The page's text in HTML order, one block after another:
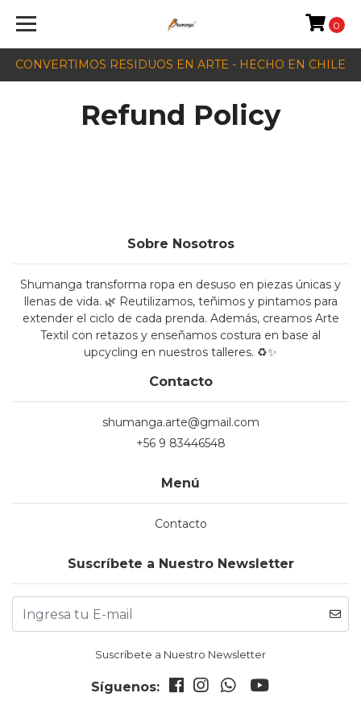
CONVERTIMOS RESIDUOS EN ARTE - HECHO EN CHILE
0
Refund Policy
Sobre Nosotros
Shumanga transforma ropa en desuso en piezas únicas y
llenas de vida. 🌿 Reutilizamos, teñimos y pintamos para
extender el ciclo de cada prenda. Además, creamos Arte
Textil con retazos y enseñamos costura en base al
upcycling en nuestros talleres. ♻️✨
Contacto
shumanga.arte@gmail.com
+56 9 83446548
Menú
Contacto
Suscríbete a Nuestro Newsletter
Suscríbete a Nuestro Newsletter
Síguenos: